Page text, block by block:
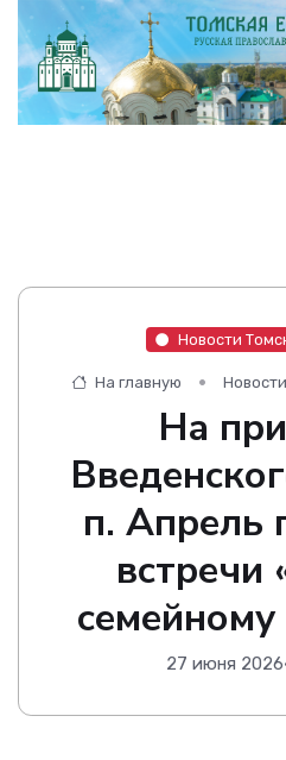
Новости
На главную Новости
На
п. Апрель
встречи
семейному
27 июня 2026